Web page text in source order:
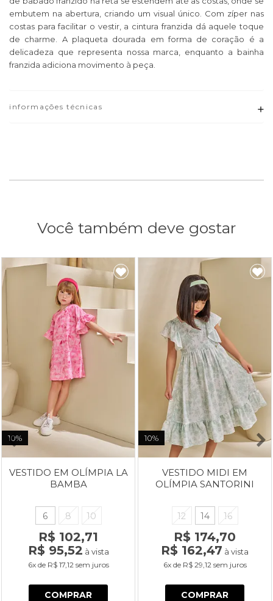
embutem na abertura, criando um visual único. Com zíper nas
costas para facilitar o vestir, a cintura franzida dá aquele toque
de charme. A plaqueta dourada em forma de coração é a
delicadeza que representa nossa marca, enquanto a bainha
franzida adiciona movimento à peça.
informações técnicas
Você também deve gostar
10%
VESTIDO EM OLÍMPIA LA
BAMBA
6 8 10
R$ 102,71
R$ 95,52 à vista
6xde R$ 17,12 sem juros
COMPRAR
10%
VESTIDO MIDI EM
OLÍMPIA SANTORINI
12 14 16
R$ 174,70
R$ 162,47 à vista
6xde R$ 29,12 sem juros
COMPRAR